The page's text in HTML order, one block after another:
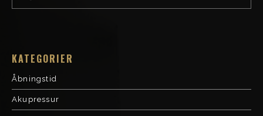
KATEGORIER
Åbningstid
Akupressur